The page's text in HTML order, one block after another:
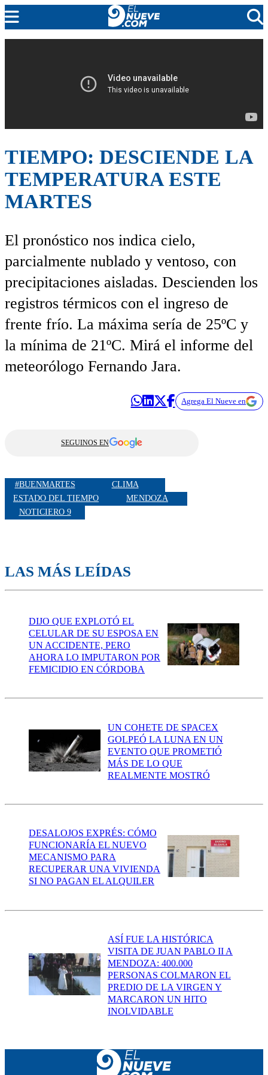
TIEMPO: DESCIENDE LA
TEMPERATURA ESTE
MARTES
El pronóstico nos indica cielo,
parcialmente nublado y ventoso, con
precipitaciones aisladas. Descienden los
registros térmicos con el ingreso de
frente frío. La máxima sería de 25ºC y
la mínima de 21ºC. Mirá el informe del
meteorólogo Fernando Jara.
Agrega El Nueve en
SEGUINOS EN
#BUENMARTES
CLIMA
ESTADO DEL TIEMPO
MENDOZA
NOTICIERO 9
LAS MÁS LEÍDAS
DIJO QUE EXPLOTÓ EL
CELULAR DE SU ESPOSA EN
UN ACCIDENTE, PERO
AHORA LO IMPUTARON POR
FEMICIDIO EN CÓRDOBA
UN COHETE DE SPACEX
GOLPEÓ LA LUNA EN UN
EVENTO QUE PROMETIÓ
MÁS DE LO QUE
REALMENTE MOSTRÓ
DESALOJOS EXPRÉS: CÓMO
FUNCIONARÍA EL NUEVO
MECANISMO PARA
RECUPERAR UNA VIVIENDA
SI NO PAGAN EL ALQUILER
ASÍ FUE LA HISTÓRICA
VISITA DE JUAN PABLO II A
MENDOZA: 400.000
PERSONAS COLMARON EL
PREDIO DE LA VIRGEN Y
MARCARON UN HITO
INOLVIDABLE